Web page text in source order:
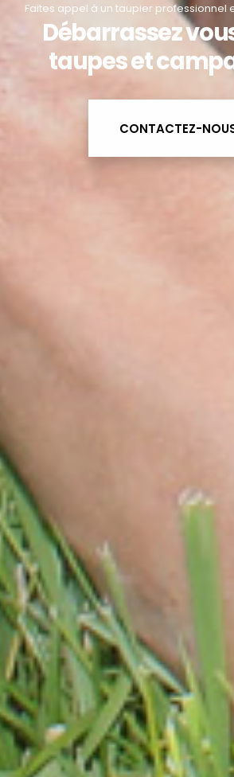
Faites appel à un taupier professionnel
Débarrassez
taupes et
CONTACTEZ-